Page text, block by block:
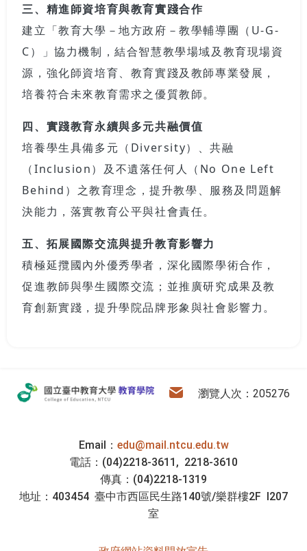
三、精進師資培育與教育實踐合作
建立「教育大學－地方政府－教學輔導團（ U-G-
C）」協力機制，結合智慧教學場域及教育現場資
源，強化師資培育、教育實踐及教師專業發展，
培養符合未來教育需求之優質教師。
四、實踐教育永續與多元共融價值
培養學生具備多元（ Diversity）、共融
（Inclusion）及不遺落任何人（ No One Left
Behind ）之教育理念，提升教學、服務及問題解
決能力，落實教育公平與社會責任。
五、拓展國際交流與提升教育影響力
積極延攬國內外優秀學者，深化國際學術合作，
促進教師與學生國際交流；並推廣研究成果及教
育創新實踐，提升學院品牌形象與社會影響力。
::: 瀏覽人次：205276
教育學院
電子信箱
Email： edu@mail.ntcu.edu.tw
電話：(04)2218-3611, 2218-3610
傳真：(04)2218-1319
地址：403454 臺中市西區民生路140號/樂群樓2F I207
室